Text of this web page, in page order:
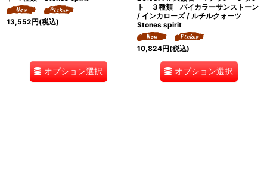
13,552円(税込)
オプション選択
ト ３種類 バイカラーサンストーン
/ インカローズ / ルチルクォーツ
Stones spirit
10,824円(税込)
オプション選択